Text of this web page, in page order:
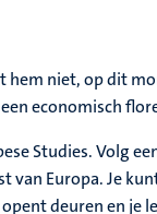
niet, op dit
economisch
Studies. Volg
van Europa. Je
deuren en